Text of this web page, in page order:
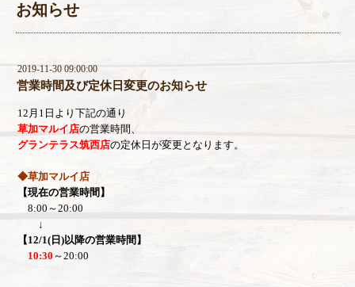
お知らせ
2019-11-30 09:00:00
営業時間及び定休日変更のお知らせ
12月1日より下記の通り
草加マルイ店の営業時間、
グランテラス筑西店の定休日が変更となります。
◆草加マルイ店
【現在の営業時間】
8:00～20:00
↓
【12/1(日)以降の営業時間】
10:30 ～20:00